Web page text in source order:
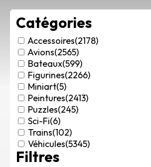
-20%Pouvoir d'achat
Rechercher des produits...
Mon panier 0
0,00€
Connexion / Inscription
Véhicules
Avions
Bateaux
Trains
Figurines
Peintures
Accessoires
Catégories
Accessoires(2178)
Avions(2565)
Bateaux(599)
Figurines(2266)
Miniart(5)
Peintures(2413)
Puzzles(245)
Sci-Fi(6)
Trains(102)
Véhicules(5345)
Filtres